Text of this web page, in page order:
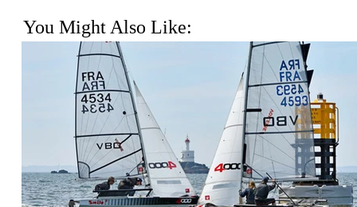
You Might Also Like: